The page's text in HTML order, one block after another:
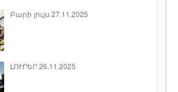
Բարի լույս 27.11.2025
ԼՈՒՐԵՐ 26.11.2025